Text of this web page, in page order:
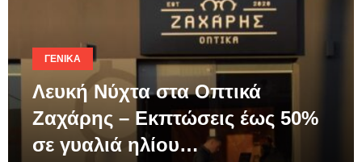
ΓΕΝΙΚΆ
Λευκή Νύχτα στα Οπτικά
Ζαχάρης – Εκπτώσεις έως 50%
σε γυαλιά ηλίου…